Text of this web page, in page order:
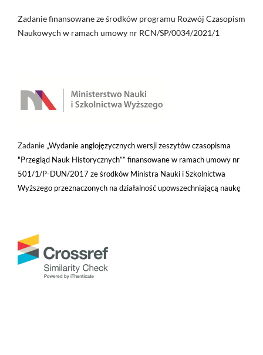
Zadanie finansowane ze środków programu Rozwój Czasopism
Naukowych w ramach umowy nr RCN/SP/0034/2021/1
Zadanie „Wydanie anglojęzycznych wersji zeszytów czasopisma
"Przegląd Nauk Historycznych”” finansowane w ramach umowy nr
501/1/P-DUN/2017 ze środków Ministra Nauki i Szkolnictwa
Wyższego przeznaczonych na działalność upowszechniającą naukę